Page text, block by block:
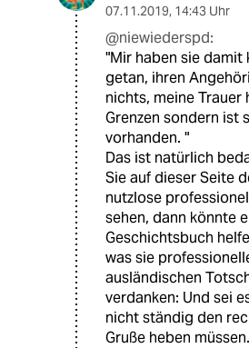
07.11.2019, 14:43 Uhr
@niewiederspd:
"Mir haben sie damit
getan, ihren
nichts, meine Trauer
Grenzen sondern ist
vorhanden. "
Das ist natürlich
Sie auf dieser Seite
nutzlose
sehen, dann könnte
Geschichtsbuch
was sie
ausländischen
verdanken: Und sei
nicht ständig den
Gruße heben müssen.